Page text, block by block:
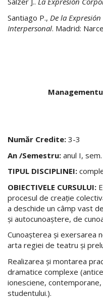
Santiago P., De la
Interpersonal. Madrid:
Număr Credite: 3-3
An /Semestru: anul I,
TIPUL DISCIPLINEI:
OBIECTIVELE CURSULUI:
procesul de creaţie
a deschide un câmp vast
şi autocunoaştere, de
Cunoaşterea şi exersarea
arta regiei de teatru şi
Realizarea şi montarea
dramatice complexe
ionesciene,
studentului.).